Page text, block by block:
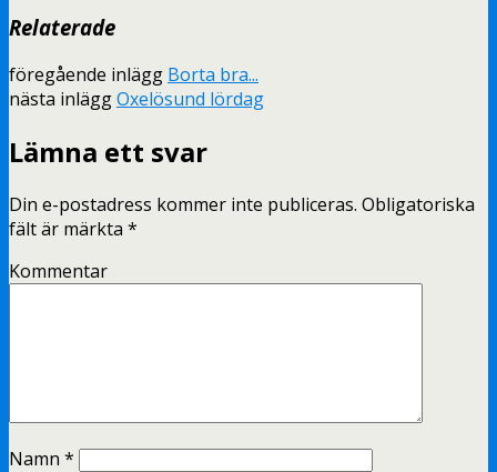
Relaterade
föregående inlägg Borta bra...
nästa inläggOxelösund lördag
Lämna ett svar
Din e-postadress kommer inte publiceras. Obligatoriska
fält är märkta *
Kommentar
Namn *